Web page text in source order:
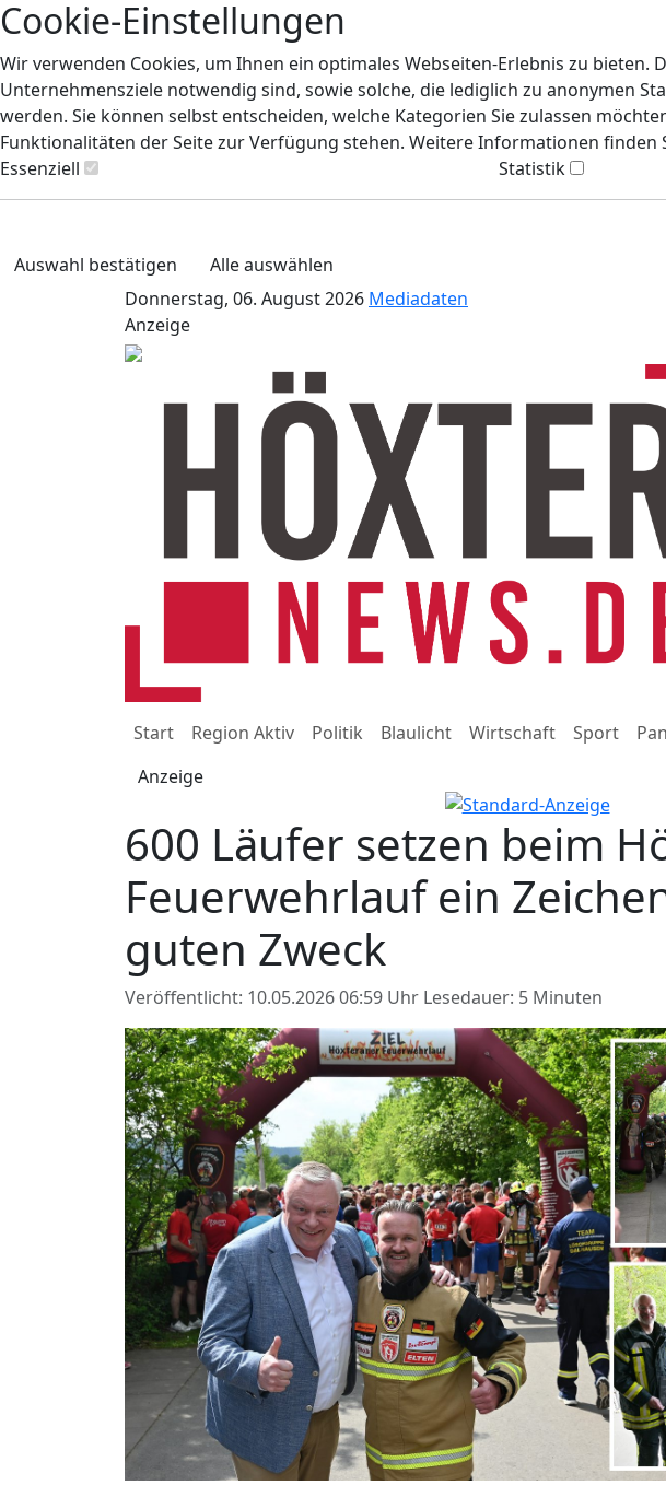
Cookie-Einstellungen
Wir verwenden Cookies, um Ihnen ein optimales Webseiten-Erlebnis zu
Unternehmensziele notwendig sind, sowie solche, die lediglich zu anonymen
werden. Sie können selbst entscheiden, welche Kategorien Sie zulassen
Funktionalitäten der Seite zur Verfügung stehen. Weitere Informationen finden
Essenziell
Statistik
Auswahl bestätigen
Alle auswählen
Donnerstag, 06. August 2026 Mediadaten
Anzeige
Start Region Aktiv Politik Blaulicht Wirtschaft Sport
Anzeige
600 Läufer setzen beim
Feuerwehrlauf ein
guten Zweck
Veröffentlicht: 10.05.2026 06:59 Uhr Lesedauer: 5 Minuten